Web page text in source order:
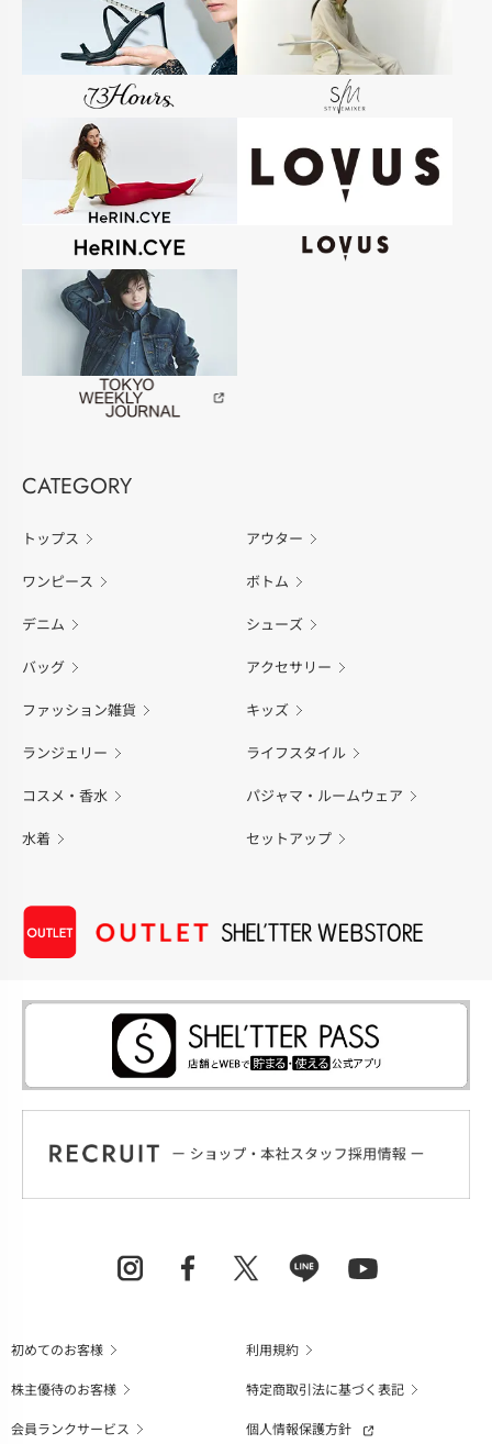
CATEGORY
トップス アウター
ワンピース ボトム
デニム シューズ
バッグ アクセサリー
ファッション雑貨 キッズ
ランジェリー ライフスタイル
コスメ・香水 パジャマ・ルームウェア
水着 セットアップ
初めてのお客様
利用規約
株主優待のお客様
特定商取引法に基づく表記
会員ランクサービス
個人情報保護方針